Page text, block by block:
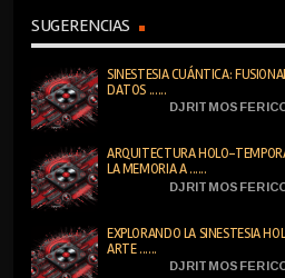
SUGERENCIAS
SINESTESIA CUÁNTICA:
DATOS ......
ARQUITECTURA HOLO-
LA MEMORIA A ......
EXPLORANDO LA SINESTESIA
ARTE ......